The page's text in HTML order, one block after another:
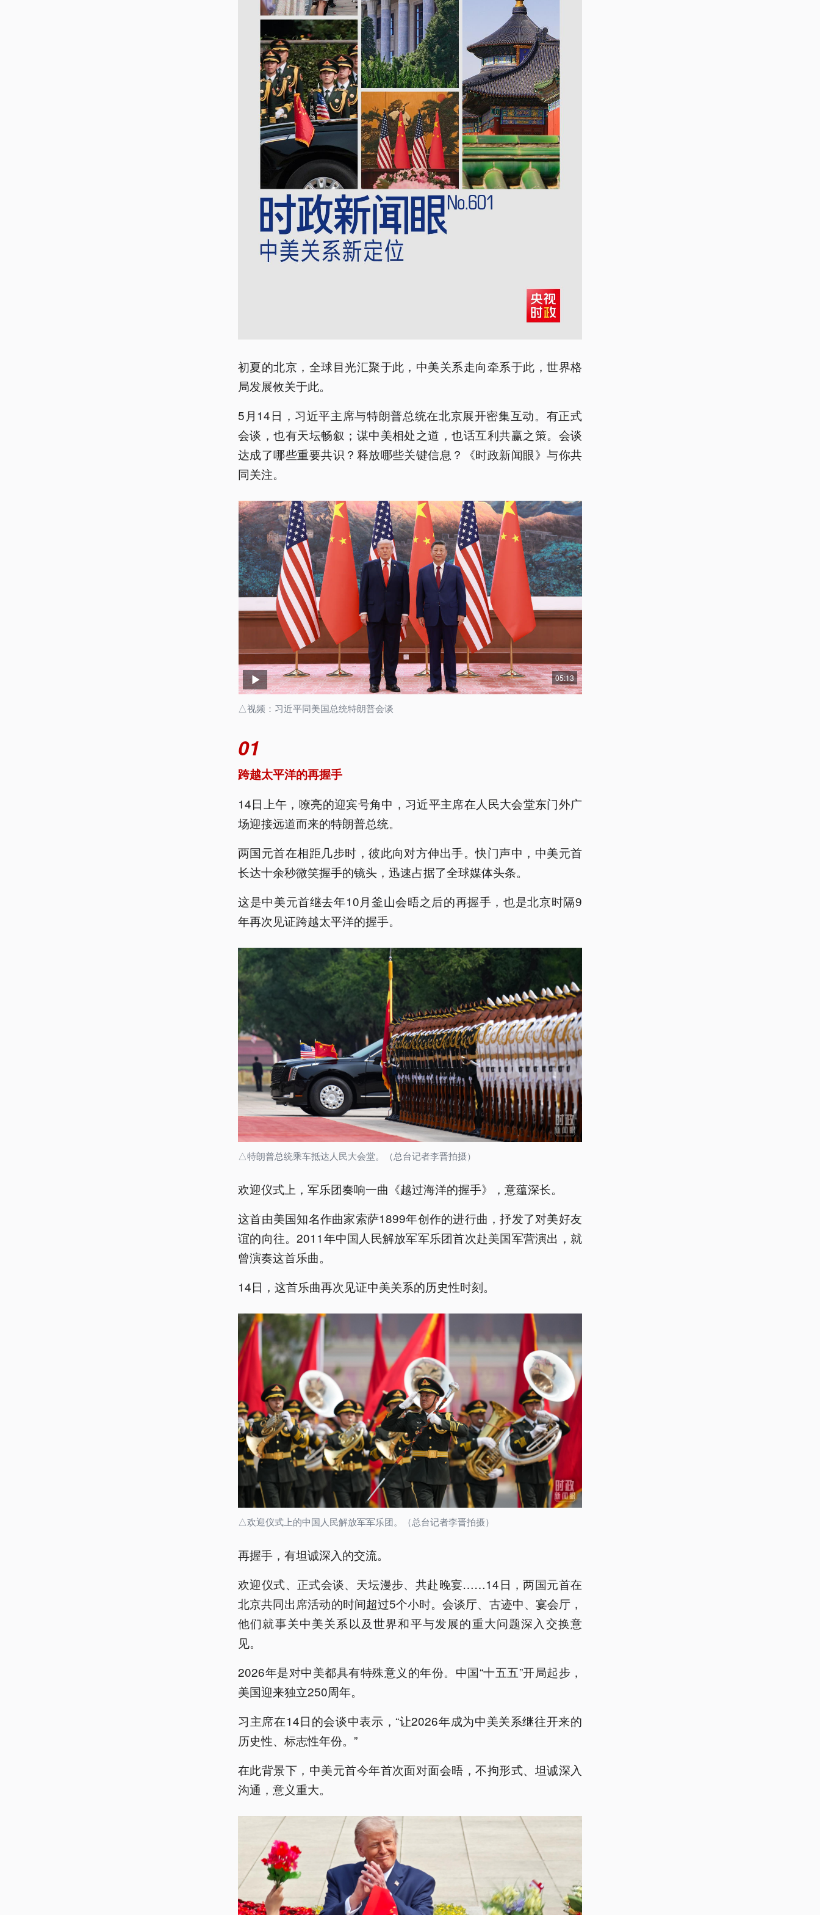
初夏的北京，全球目光汇聚于此，中美关系走向牵系于此，世界格
局发展攸关于此。
5月14日，习近平主席与特朗普总统在北京展开密集互动。有正式
会谈，也有天坛畅叙；谋中美相处之道，也话互利共赢之策。会谈
达成了哪些重要共识？释放哪些关键信息？《时政新闻眼》与你共
同关注。
05:13
△视频：习近平同美国总统特朗普会谈
01
跨越太平洋的再握手
14日上午，嘹亮的迎宾号角中，习近平主席在人民大会堂东门外广
场迎接远道而来的特朗普总统。
两国元首在相距几步时，彼此向对方伸出手。快门声中，中美元首
长达十余秒微笑握手的镜头，迅速占据了全球媒体头条。
这是中美元首继去年10月釜山会晤之后的再握手，也是北京时隔9
年再次见证跨越太平洋的握手。
△特朗普总统乘车抵达人民大会堂。（总台记者李晋拍摄）
欢迎仪式上，军乐团奏响一曲《越过海洋的握手》，意蕴深长。
这首由美国知名作曲家索萨1899年创作的进行曲，抒发了对美好友
谊的向往。2011年中国人民解放军军乐团首次赴美国军营演出，就
曾演奏这首乐曲。
14日，这首乐曲再次见证中美关系的历史性时刻。
△欢迎仪式上的中国人民解放军军乐团。（总台记者李晋拍摄）
再握手，有坦诚深入的交流。
欢迎仪式、正式会谈、天坛漫步、共赴晚宴……14日，两国元首在
北京共同出席活动的时间超过5个小时。会谈厅、古迹中、宴会厅，
他们就事关中美关系以及世界和平与发展的重大问题深入交换意
见。
2026年是对中美都具有特殊意义的年份。中国“十五五”开局起步，
美国迎来独立250周年。
习主席在14日的会谈中表示，“让2026年成为中美关系继往开来的
历史性、标志性年份。”
在此背景下，中美元首今年首次面对面会晤，不拘形式、坦诚深入
沟通，意义重大。